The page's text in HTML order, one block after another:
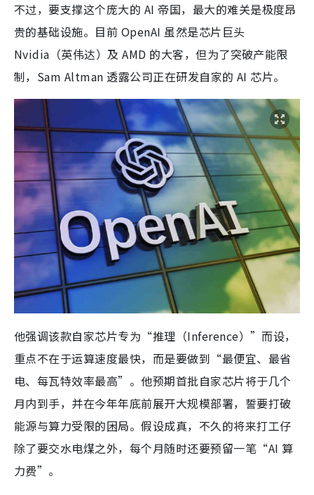
不过，要支撑这个庞大的 AI 帝国，最大的难关是极度昂
贵的基础设施。目前 OpenAI 虽然是芯片巨头
Nvidia（英伟达）及 AMD 的大客，但为了突破产能限
制，Sam Altman 透露公司正在研发自家的 AI 芯片。
他强调该款自家芯片专为“推理（Inference）”而设，
重点不在于运算速度最快，而是要做到“最便宜、最省
电、每瓦特效率最高”。他预期首批自家芯片将于几个
月内到手，并在今年年底前展开大规模部署，誓要打破
能源与算力受限的困局。假设成真，不久的将来打工仔
除了要交水电煤之外，每个月随时还要预留一笔“AI 算
力费”。